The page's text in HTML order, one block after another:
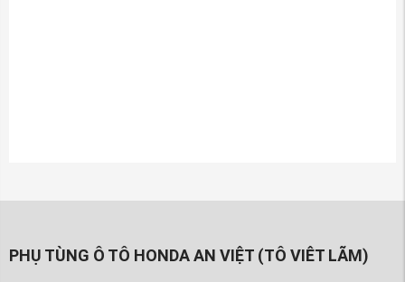
PHỤ TÙNG Ô TÔ HONDA AN VIỆT (TÔ VIÊT LÃM)